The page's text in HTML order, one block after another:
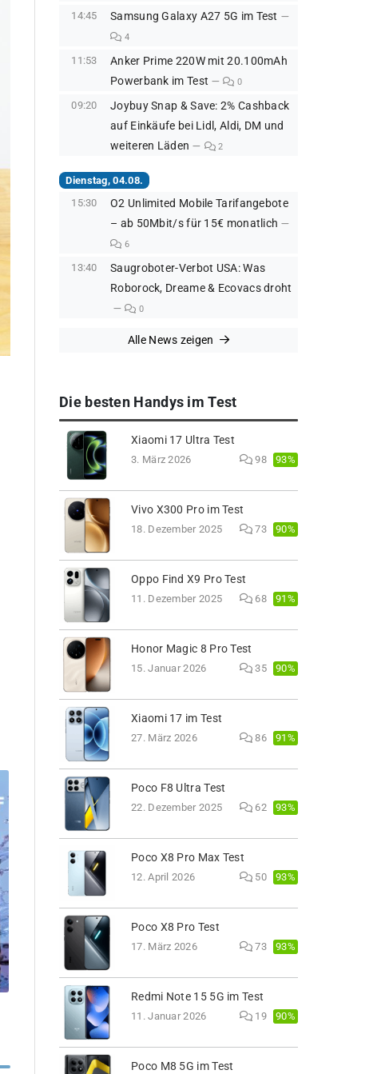
14:45 Samsung Galaxy A27 5G im Test
4
11:53
Anker Prime 220W mit 20.100mAh
Powerbank im Test
0
09:20
Joybuy Snap & Save: 2% Cashback
auf Einkäufe bei Lidl, Aldi, DM und
weiteren Läden
2
Dienstag, 04.08.
15:30
O2 Unlimited Mobile Tarifangebote
– ab 50Mbit/s für 15€ monatlich
6
13:40
Saugroboter-Verbot USA: Was
Roborock, Dreame & Ecovacs droht
0
Alle News zeigen
Die besten Handys im Test
Xiaomi 17 Ultra Test
3. März 2026 98 93%
Vivo X300 Pro im Test
18. Dezember 2025 73 90%
Oppo Find X9 Pro Test
11. Dezember 2025 68 91%
Honor Magic 8 Pro Test
15. Januar 2026 35 90%
Xiaomi 17 im Test
27. März 2026 86 91%
Poco F8 Ultra Test
22. Dezember 2025 62 93%
Poco X8 Pro Max Test
12. April 2026 50 93%
Poco X8 Pro Test
17. März 2026 73 93%
Redmi Note 15 5G im Test
11. Januar 2026 19 90%
Poco M8 5G im Test